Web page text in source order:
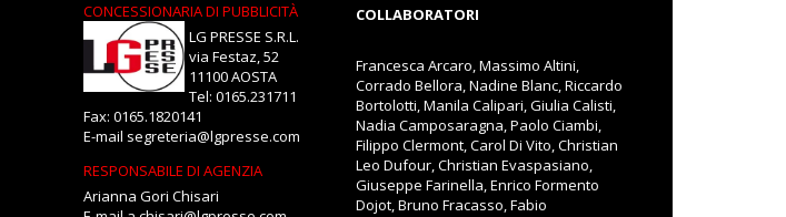
CONCESSIONARIA DI PUBBLICITÀ
LG PRESSE S.R.L.
via Festaz, 52
11100 AOSTA
Tel: 0165.231711
Fax: 0165.1820141
E-mail segreteria@lgpresse.com
RESPONSABILE DI AGENZIA
Arianna Gori Chisari
COLLABORATORI
Francesca Arcaro, Massimo Altini,
Corrado Bellora, Nadine Blanc, Riccardo
Bortolotti, Manila Calipari, Giulia Calisti,
Nadia Camposaragna, Paolo Ciambi,
Filippo Clermont, Carol Di Vito, Christian
Leo Dufour, Christian Evaspasiano,
Giuseppe Farinella, Enrico Formento
Dojot, Bruno Fracasso, Fabio